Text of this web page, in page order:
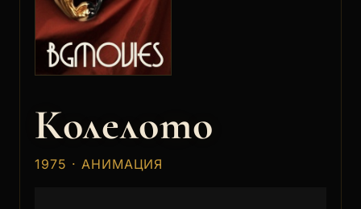
Колелото
1975 · АНИМАЦИЯ